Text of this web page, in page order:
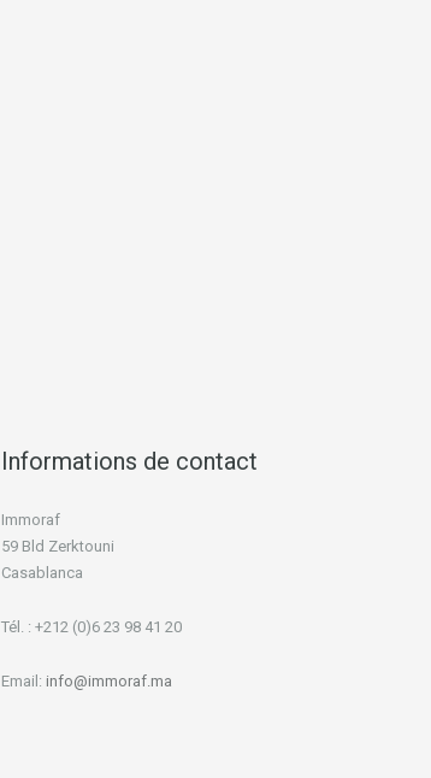
Informations de contact
Immoraf
59 Bld Zerktouni
Casablanca
Tél. : +212 (0)6 23 98 41 20
Email: info@immoraf.ma